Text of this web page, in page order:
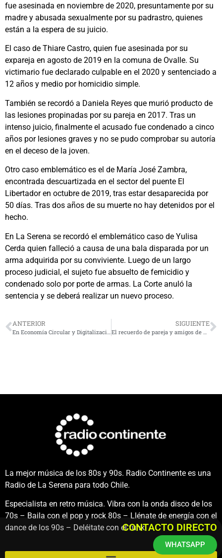
fue asesinada en noviembre de 2020, presuntamente por su
madre y abusada sexualmente por su padrastro, quienes
están a la espera de su juicio.
El caso de Thiare Castro, quien fue asesinada por su
expareja en agosto de 2019 en la comuna de Ovalle. Su
victimario fue declarado culpable en el 2020 y sentenciado a
12 años y medio por homicidio simple.
También se recordó a Daniela Reyes que murió producto de
las lesiones propinadas por su pareja en 2017. Tras un
intenso juicio, finalmente el acusado fue condenado a cinco
años por lesiones graves y no se pudo comprobar su autoría
en el deceso de la joven.
Otro caso emblemático es el de María José Zambra,
encontrada descuartizada en el sector del puente El
Libertador en octubre de 2019, tras estar desaparecida por
50 días. Tras dos años de su muerte no hay detenidos por el
hecho.
En La Serena se recordó el emblemático caso de Yulisa
Cerda quien falleció a causa de una bala disparada por un
arma adquirida por su conviviente. Luego de un largo
proceso judicial, el sujeto fue absuelto de femicidio y
condenado solo por porte de armas. La Corte anuló la
sentencia y se deberá realizar un nuevo proceso.
ANTERIOR SIGUIENTE
La mejor música de los 80s y 90s. Radio Continente es una
Radio de La Serena para todo Chile.
Especialista en retro música. Vibra con la onda disco de los
70s – Baila con el pop y rock 80s – Llénate de energía con el
dance de los 90s – Deléitate con el funk.CONTACTO DIRECTO
WHATSAPP